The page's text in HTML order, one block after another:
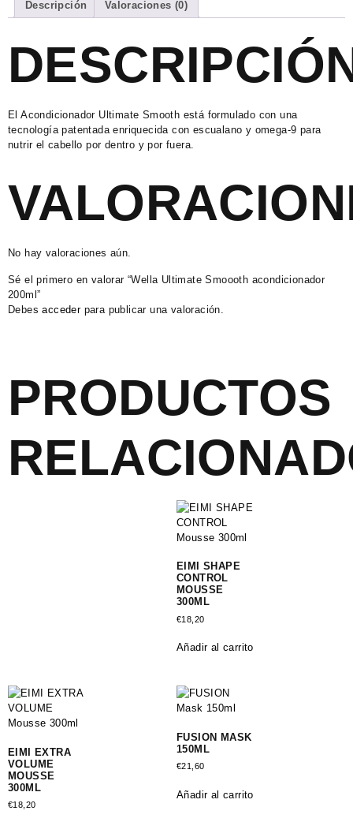
Descripción Valoraciones (0)
El Acondicionador Ultimate Smooth está formulado con una
tecnología patentada enriquecida con escualano y omega-9 para
nutrir el cabello por dentro y por fuera.
No hay valoraciones aún.
Sé el primero en valorar “Wella Ultimate Smoooth acondicionador
200ml”
Debesaccederpara publicar una valoración.
PRODUCTOS
EIMI SHAPE
CONTROL
MOUSSE
300ML
€18,20
Añadir al carrito
EIMI EXTRA
VOLUME
MOUSSE
300ML
€18,20
FUSION MASK
150ML
€21,60
Añadir al carrito